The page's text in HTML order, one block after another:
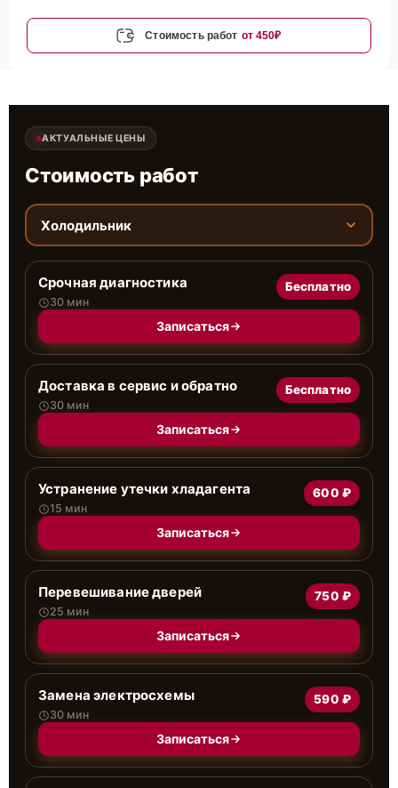
Стоимость работ от 450₽
АКТУАЛЬНЫЕ ЦЕНЫ
Стоимость работ
Холодильник
Срочная диагностика
30 мин
Бесплатно
Записаться
Доставка в сервис и обратно
30 мин
Бесплатно
Записаться
Устранение утечки хладагента
15 мин
600 ₽
Записаться
Перевешивание дверей
25 мин
750 ₽
Записаться
Замена электросхемы
30 мин
590 ₽
Записаться